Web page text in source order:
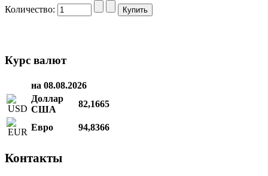
Количество:
Курс валют
на 08.08.2026
Доллар
США
82,1665
Евро 94,8366
Контакты